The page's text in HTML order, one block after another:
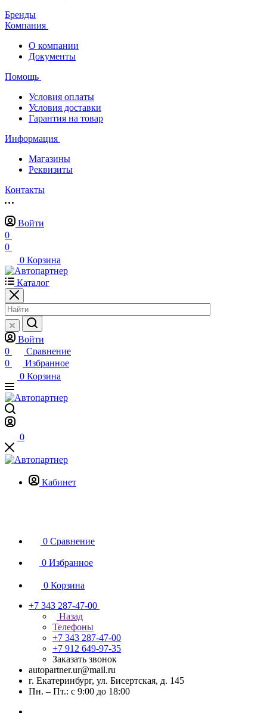
Бренды
Компания
О компании
Документы
Помощь
Условия оплаты
Условия доставки
Гарантия на товар
Информация
Магазины
Реквизиты
Контакты
Войти
0
0
0 Корзина
Каталог
Войти
0
Сравнение
0
Избранное
0 Корзина
0
Кабинет
0 Сравнение
0 Избранное
0 Корзина
+7 343 287-47-00
Назад
Телефоны
+7 343 287-47-00
+7 912 649-97-35
Заказать звонок
autopartner.ur@mail.ru
г. Екатеринбург, ул. Бисертская, д. 145
Пн. – Пт.: с 9:00 до 18:00